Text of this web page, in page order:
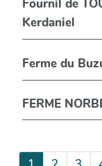
Fournil de
Kerdaniel
FERME